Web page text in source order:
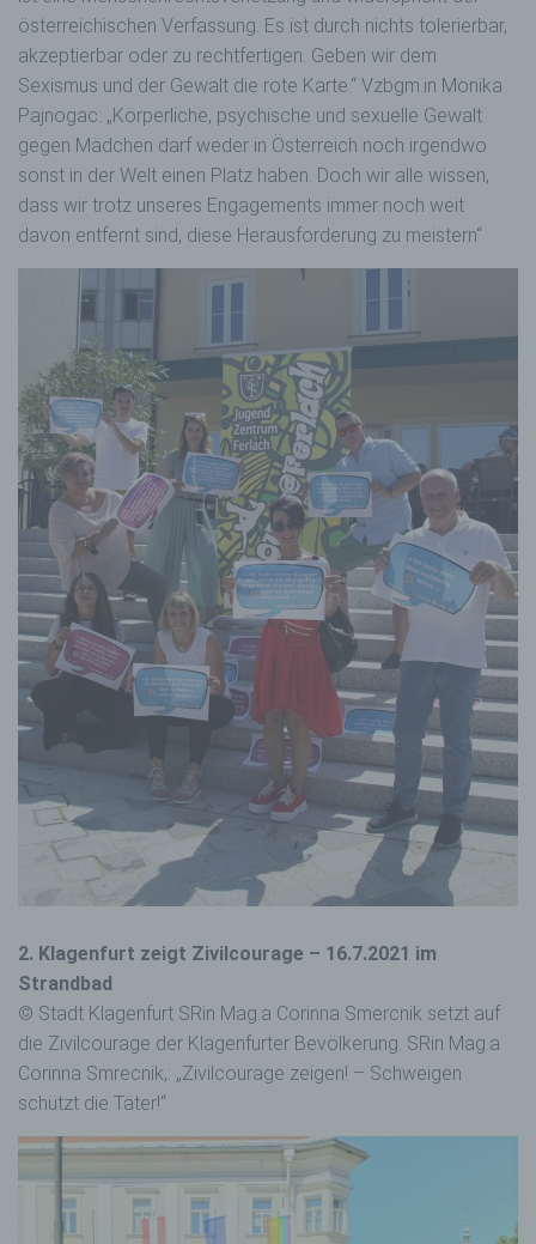
österreichischen Verfassung. Es ist durch nichts tolerierbar,
akzeptierbar oder zu rechtfertigen. Geben wir dem
Sexismus und der Gewalt die rote Karte.“ Vzbgm.in Monika
Pajnogac: „Körperliche, psychische und sexuelle Gewalt
gegen Mädchen darf weder in Österreich noch irgendwo
sonst in der Welt einen Platz haben. Doch wir alle wissen,
dass wir trotz unseres Engagements immer noch weit
davon entfernt sind, diese Herausforderung zu meistern“
2. Klagenfurt zeigt Zivilcourage – 16.7.2021 im
Strandbad
© Stadt Klagenfurt SRin Mag.a Corinna Smercnik setzt auf
die Zivilcourage der Klagenfurter Bevölkerung. SRin Mag.a
Corinna Smrecnik,: „Zivilcourage zeigen! – Schweigen
schützt die Täter!“